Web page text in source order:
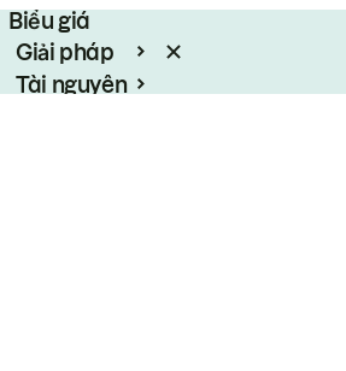
Biểu giá
Giải pháp
Tài nguyên